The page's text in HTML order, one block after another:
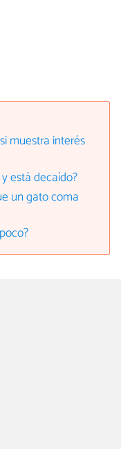
muestra interés
está decaído?
un gato coma